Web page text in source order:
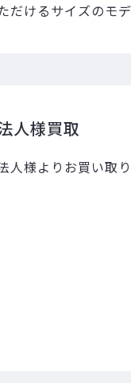
けるサイズのモデ
人様買取
人様よりお買い取